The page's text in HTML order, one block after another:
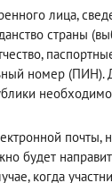
лица,
страны
номер (ПИН).
почты,
будет
когда